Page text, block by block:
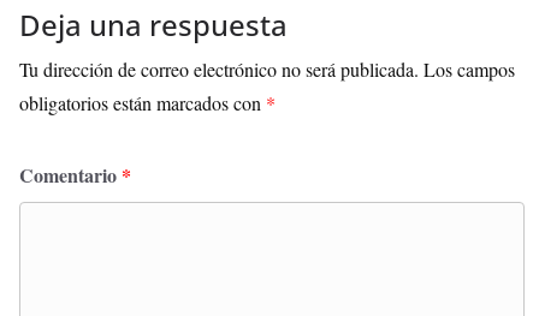
Deja una respuesta
Tu dirección de correo electrónico no será publicada. Los campos
obligatorios están marcados con *
Comentario *